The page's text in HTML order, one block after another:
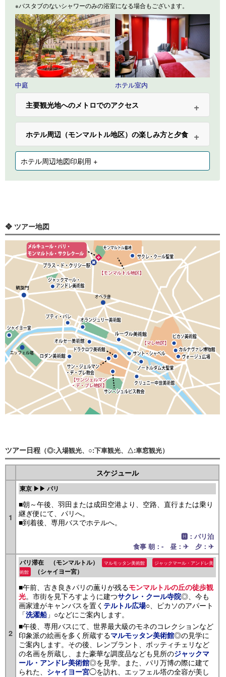
※バスタブのないシャワーのみの浴室になる場合もございます。
中庭 ホテル室内
主要観光地へのメトロでのアクセス
ホテル周辺（モンマルトル地区）の楽しみ方と夕食
ホテル周辺地図印刷用 +
❖ ツアー地図
ツアー日程 （◎:入場観光、○:下車観光、△:車窓観光）
スケジュール
1
東京 ▶▶ パリ
■朝～午後、羽田または成田空港より、空路、直行または乗り
継ぎ便にて、パリへ。
■到着後、専用バスでホテルへ。
🅷：パリ泊
食事 朝：- 昼：✈ 夕：✈
2
パリ滞在 （モンマルトル） マルモッタン美術館
ジャックマール・アンドレ美
術館
（シャイヨー宮）
■午前、古き良きパリの薫りが残るモンマルトルの丘の徒歩観
光。市街を見下ろすように建つサクレ・クール寺院◎、今も
画家達がキャンバスを置く テルトル広場○、ピカソのアパート
「洗濯船」○などにご案内します。
■午後、専用バスにて、世界最大級のモネのコレクションなど
印象派の絵画を多く所蔵するマルモッタン美術館◎の見学に
ご案内します。その後、レンブラント、ボッティチェリなど
の名画を所蔵し、また豪華な調度品なども見所のジャックマ
ール・アンドレ美術館◎を見学。また、パリ万博の際に建て
られた、 シャイヨー宮◯を訪れ、エッフェル塔の全容が美し